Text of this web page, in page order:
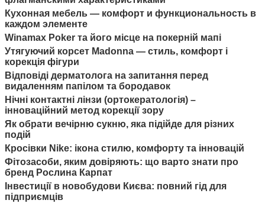
Кухонная мебель — комфорт и функциональность в
каждом элементе
Winamax Poker та його місце на покерній мапі
Утягуючий корсет Madonna — стиль, комфорт і
корекція фігури
Відповіді дерматолога на запитання перед
видаленням папілом та бородавок
Нічні контактні лінзи (ортокератологія) –
інноваційний метод корекції зору
Як обрати вечірню сукню, яка підійде для різних
подій
Кросівки Nike: ікона стилю, комфорту та інновацій
Фітозасоби, яким довіряють: що варто знати про
бренд Рослина Карпат
Інвестиції в новобудови Києва: повний гід для
підприємців